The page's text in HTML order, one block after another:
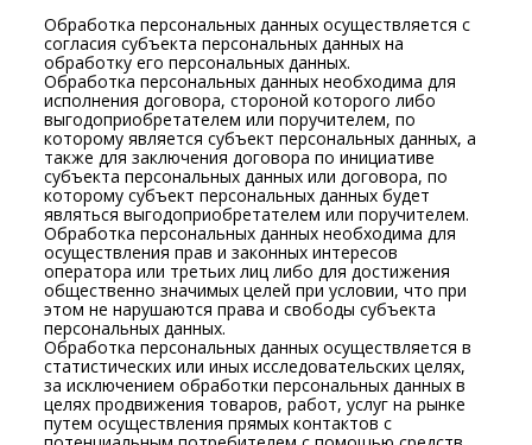
Обработка персональных данных осуществляется с
согласия субъекта персональных данных на
обработку его персональных данных.
Обработка персональных данных необходима для
исполнения договора, стороной которого либо
выгодоприобретателем или поручителем, по
которому является субъект персональных данных, а
также для заключения договора по инициативе
субъекта персональных данных или договора, по
которому субъект персональных данных будет
являться выгодоприобретателем или поручителем.
Обработка персональных данных необходима для
осуществления прав и законных интересов
оператора или третьих лиц либо для достижения
общественно значимых целей при условии, что при
этом не нарушаются права и свободы субъекта
персональных данных.
Обработка персональных данных осуществляется в
статистических или иных исследовательских целях,
за исключением обработки персональных данных в
целях продвижения товаров, работ, услуг на рынке
путем осуществления прямых контактов с